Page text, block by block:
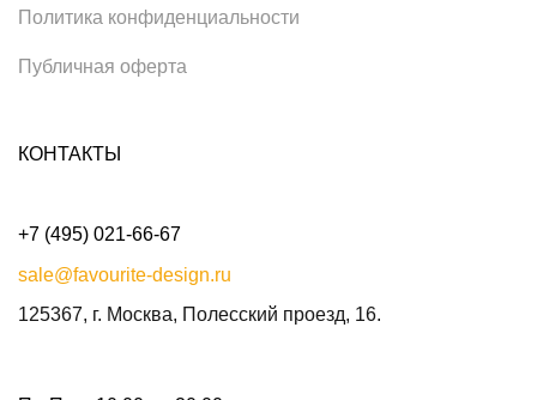
Политика конфиденциальности
Публичная оферта
КОНТАКТЫ
+7 (495) 021-66-67
sale@favourite-design.ru
125367, г. Москва, Полесский проезд, 16.